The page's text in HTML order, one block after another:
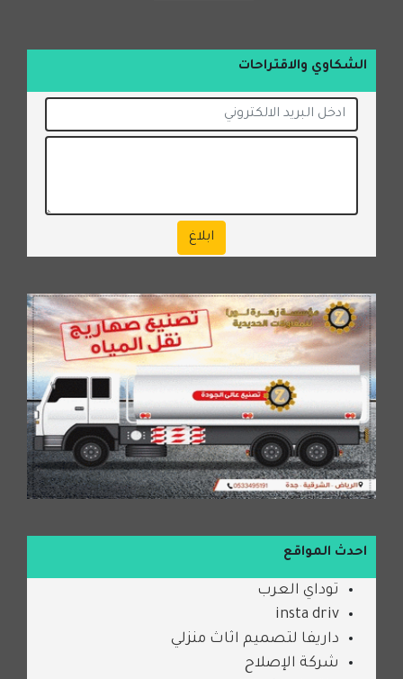
الشكاوي والاقتراحات
ابلاغ
احدث المواقع
توداي العرب
insta driv
داريفا لتصميم اثاث منزلي
شركة الإصلاح